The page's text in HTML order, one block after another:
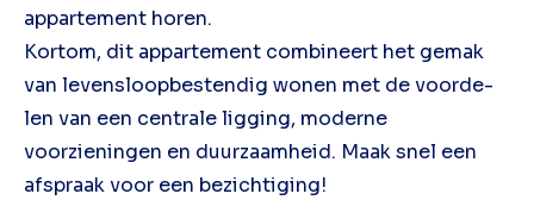
appartement horen.
Kortom, dit appartement combineert het gemak
van levensloopbestendig wonen met de voorde-
len van een centrale ligging, moderne
voorzieningen en duurzaamheid. Maak snel een
afspraak voor een bezichtiging!